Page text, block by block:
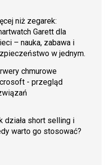
niż zegarek:
Garett dla
– nauka, zabawa i
w jednym.
chmurowe
- przegląd
działa short selling i
warto go stosować?